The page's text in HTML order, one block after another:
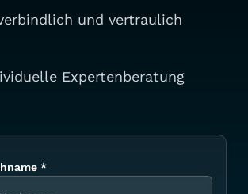
und vertraulich
Expertenberatung
*